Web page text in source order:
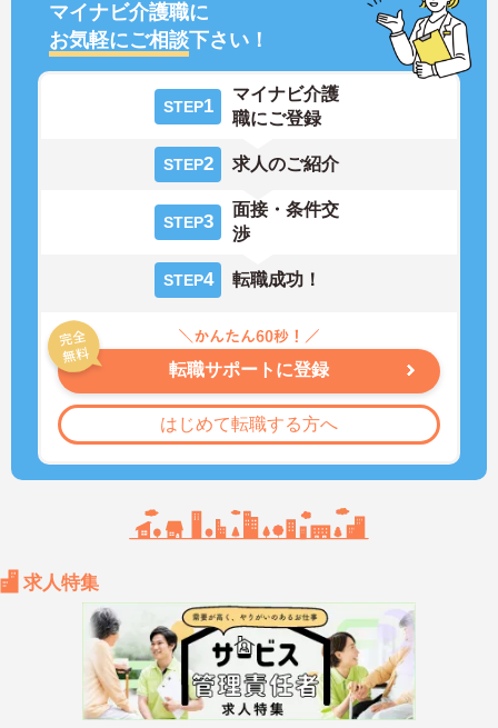
マイナビ介護職に
お気軽にご相談下さい！
STEP1
マイナビ介護
職にご登録
STEP2 求人のご紹介
STEP3
面接・条件交
渉
STEP4 転職成功！
転職サポートに登録
はじめて転職する方へ
求人特集